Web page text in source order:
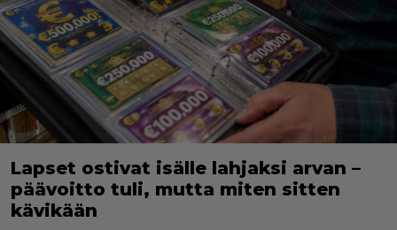
Lapset ostivat isälle lahjaksi arvan –
päävoitto tuli, mutta miten sitten
kävikään